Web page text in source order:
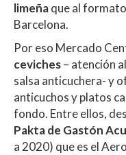
limeñaque al
Barcelona.
Por eso Mercado
ceviches– atención
salsa anticuchera- y
anticuchos y platos
fondo. Entre ellos,
Pakta de Gastón
a 2020) que es el